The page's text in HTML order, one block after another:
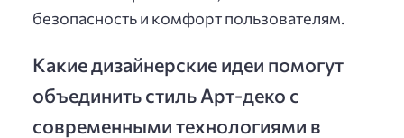
безопасность и комфорт пользователям.
Какие дизайнерские идеи помогут
объединить стиль Арт-деко с
современными технологиями в